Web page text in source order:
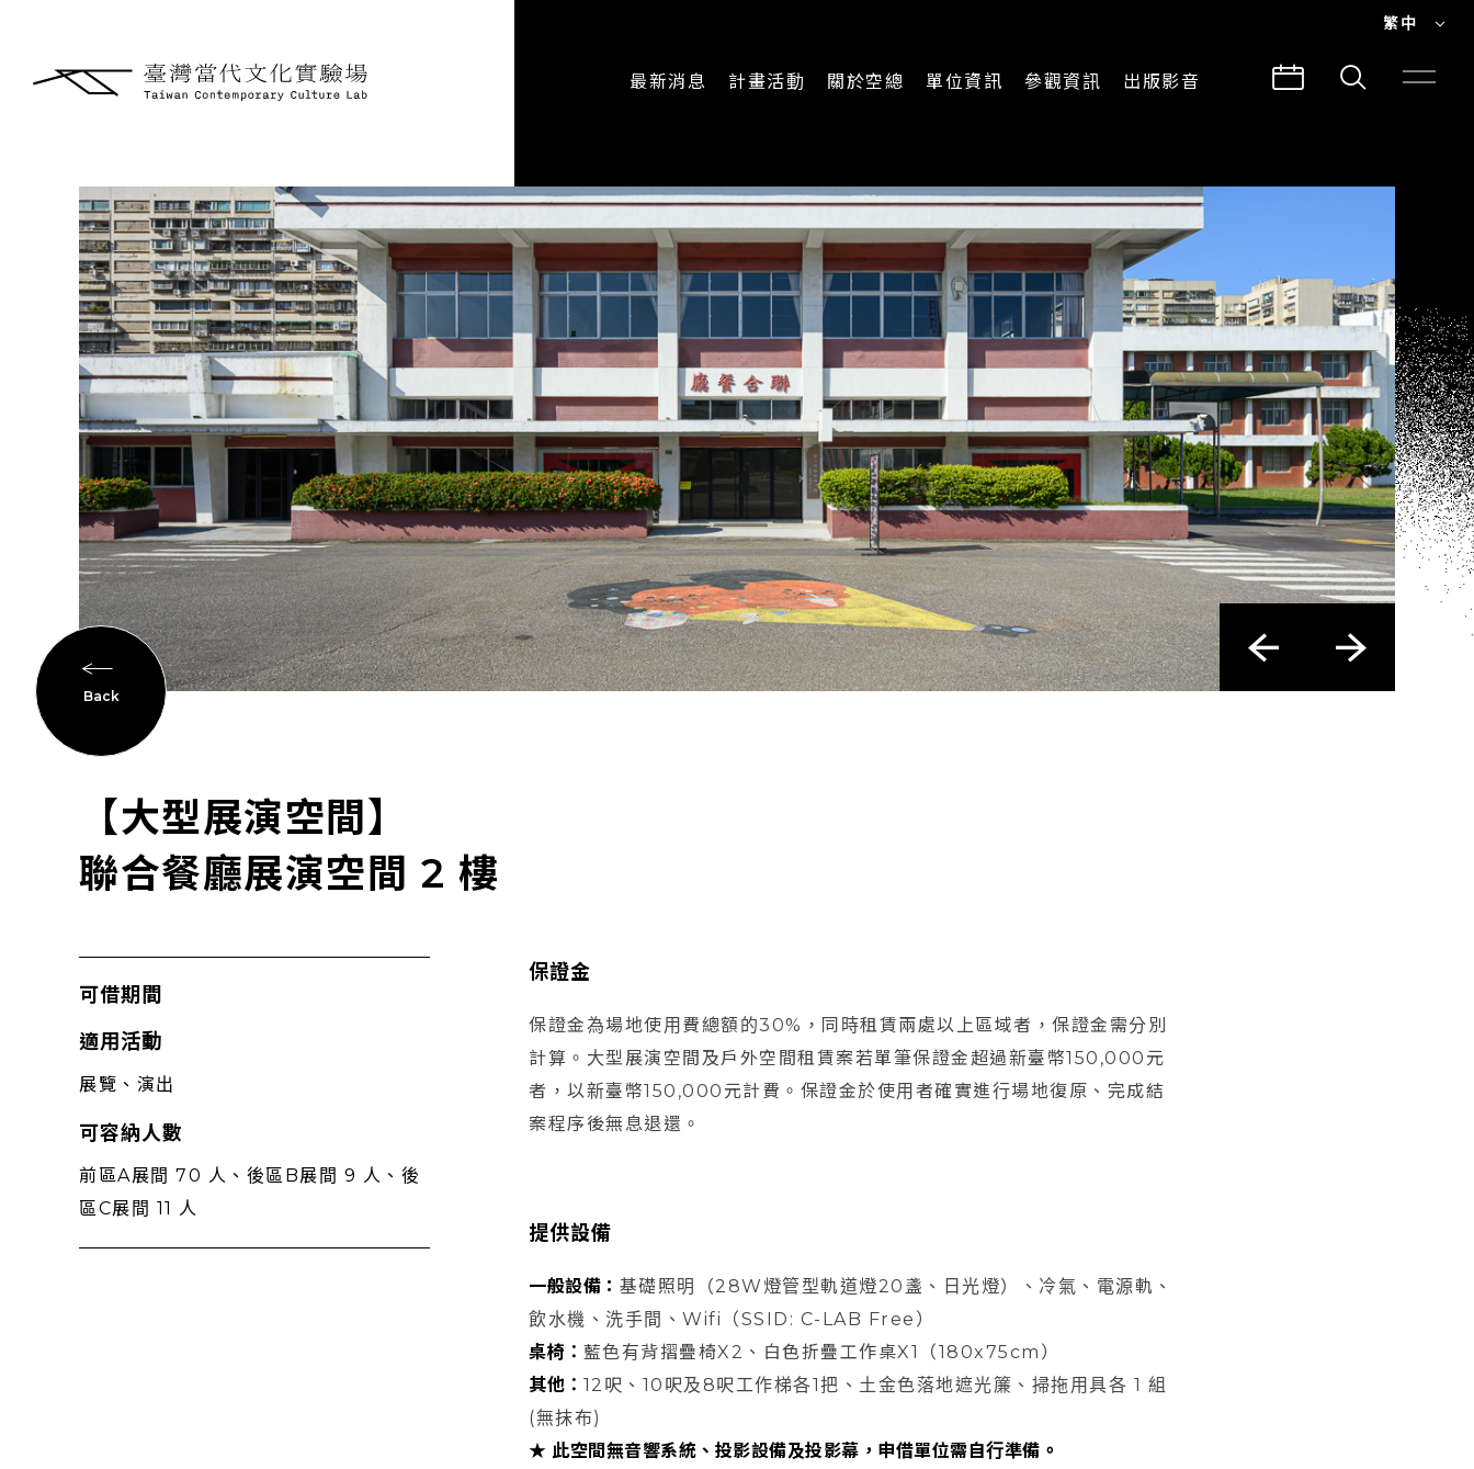
繁中
最新消息
即時新聞
計畫活動
主題計畫
CREATORS
關於空總
組織架構
公開資訊
認識執行長
場地申請
加入我們
單位資訊 參觀資訊
交通與地圖
建築故事
導覽服務
出版影音
所有影音
出版品
Back
【大型展演空間】
聯合餐廳展演空間 2 樓
可借期間
適用活動
展覽、演出
可容納人數
前區A展間 70 人、後區B展間 9 人、後
區C展間 11 人
保證金
保證金為場地使用費總額的30%，同時租賃兩處以上區域者，保證金需分別
計算。大型展演空間及戶外空間租賃案若單筆保證金超過新臺幣150,000元
者，以新臺幣150,000元計費。保證金於使用者確實進行場地復原、完成結
案程序後無息退還。
提供設備
一般設備： 基礎照明（28W燈管型軌道燈20盞、日光燈）、冷氣、電源軌、
飲水機、洗手間、Wifi（SSID: C-LAB Free）
桌椅： 藍色有背摺疊椅X2、 白色折疊工作桌X1（180x75cm）
其他： 12呎、10呎及8呎工作梯各1把、土金色落地遮光簾、掃拖用具各 1 組
(無抹布)
★ 此空間無音響系統、投影設備及投影幕，申借單位需自行準備。